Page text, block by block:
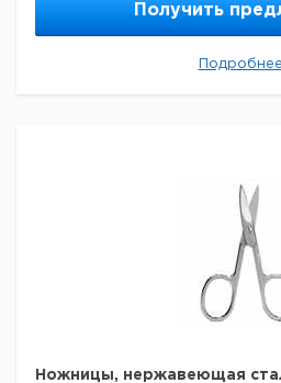
упак.
130 1
Получить
Подробнее
Ножницы, нержавеющая